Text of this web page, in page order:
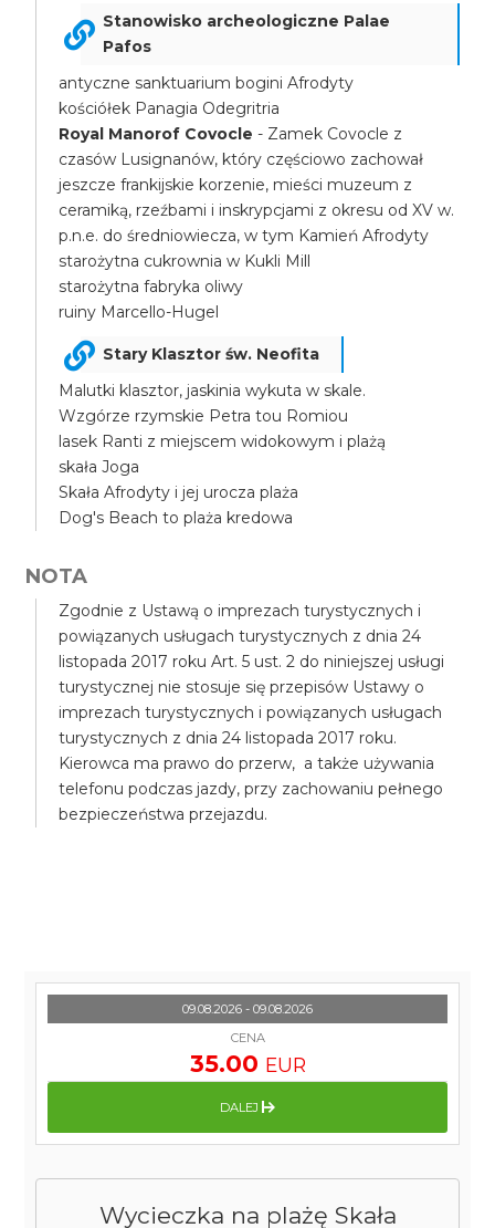
Stanowisko archeologiczne Palae
Pafos
antyczne sanktuarium bogini Afrodyty
kościółek Panagia Odegritria
Royal Manorof Covocle - Zamek Covocle z
czasów Lusignanów, który częściowo zachował
jeszcze frankijskie korzenie, mieści muzeum z
ceramiką, rzeźbami i inskrypcjami z okresu od XV w.
p.n.e. do średniowiecza, w tym Kamień Afrodyty
starożytna cukrownia w Kukli Mill
starożytna fabryka oliwy
ruiny Marcello-Hugel
Stary Klasztor św. Neofita
Malutki klasztor, jaskinia wykuta w skale.
Wzgórze rzymskie Petra tou Romiou
lasek Ranti z miejscem widokowym i plażą
skała Joga
Skała Afrodyty i jej urocza plaża
Dog's Beach to plaża kredowa
NOTA
Zgodnie z Ustawą o imprezach turystycznych i
powiązanych usługach turystycznych z dnia 24
listopada 2017 roku Art. 5 ust. 2 do niniejszej usługi
turystycznej nie stosuje się przepisów Ustawy o
imprezach turystycznych i powiązanych usługach
turystycznych z dnia 24 listopada 2017 roku.
Kierowca ma prawo do przerw, a także używania
telefonu podczas jazdy, przy zachowaniu pełnego
bezpieczeństwa przejazdu.
Wycieczka na plażę Skała
09.08.2026 - 09.08.2026
CENA
35.00 EUR
DALEJ